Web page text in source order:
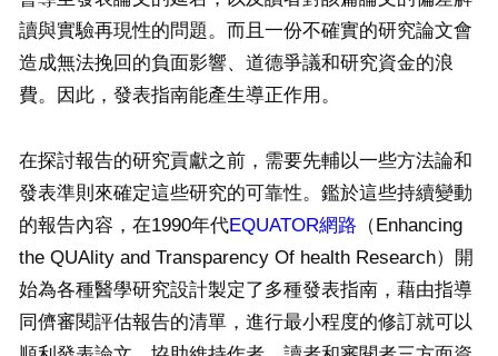
讀與實驗再現性的問題。而且一份不確實的研究論文會
造成無法挽回的負面影響、道德爭議和研究資金的浪
費。因此，發表指南能產生導正作用。
在探討報告的研究貢獻之前，需要先輔以一些方法論和
發表準則來確定這些研究的可靠性。鑑於這些持續變動
的報告內容，在1990年代EQUATOR網路 （Enhancing
the QUAlity and Transparency Of health Research）開
始為各種醫學研究設計製定了多種發表指南，藉由指導
同儕審閱評估報告的清單，進行最小程度的修訂就可以